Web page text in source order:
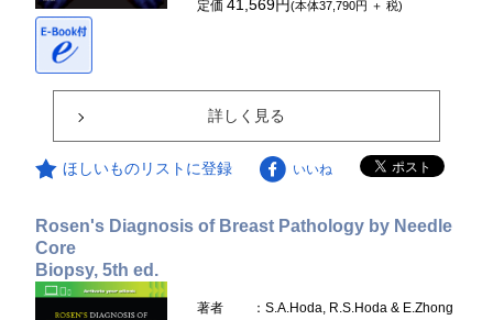
定価41,569円(本体37,790円 ＋ 税)
詳しく見る
ほしいものリストに登録 いいね
Rosen's Diagnosis of Breast Pathology by Needle
Core
Biopsy, 5th ed.
著者
：S.A.Hoda, R.S.Hoda & E.Zhong